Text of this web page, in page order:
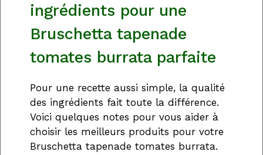
ingrédients pour une
Bruschetta tapenade
tomates burrata parfaite
Pour une recette aussi simple, la qualité
des ingrédients fait toute la différence.
Voici quelques notes pour vous aider à
choisir les meilleurs produits pour votre
Bruschetta tapenade tomates burrata.